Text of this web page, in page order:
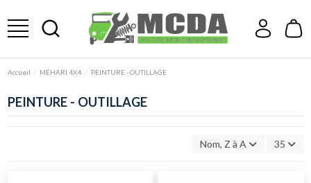
Accueil MÉHARI 4X4 PEINTURE - OUTILLAGE
PEINTURE - OUTILLAGE
Nom, Z à A 35